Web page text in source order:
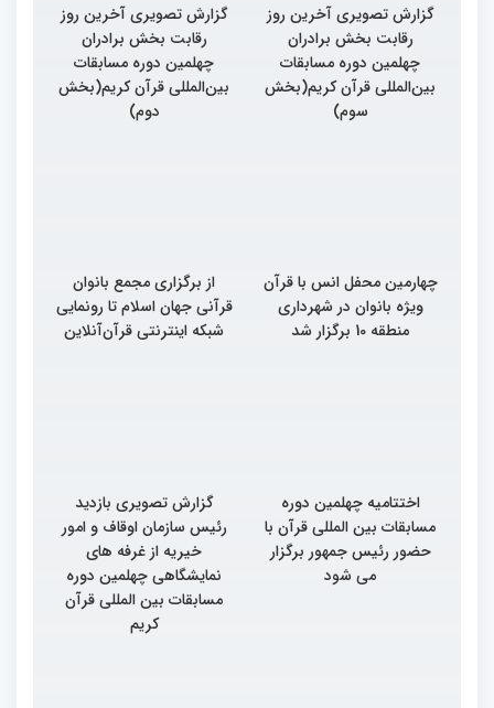
گزارش تصویری آخرین روز
رقابت بخش برادران
چهلمین دوره مسابقات
بین‌المللی قرآن کریم(بخش
سوم)
گزارش تصویری آخرین روز
رقابت بخش برادران
چهلمین دوره مسابقات
بین‌المللی قرآن کریم(بخش
دوم)
چهارمین محفل انس با قرآن
ویژه بانوان در شهرداری
منطقه 10 برگزار شد
از برگزاری مجمع بانوان
قرآنی جهان اسلام تا رونمایی
شبکه اینترنتی قرآن‌آنلاین
اختتامیه چهلمین دوره
مسابقات بین المللی قرآن با
حضور رئیس جمهور برگزار
می شود
گزارش تصویری بازدید
رئیس سازمان اوقاف و امور
خیریه از غرفه های
نمایشگاهی چهلمین دوره
مسابقات بین المللی قرآن
کریم